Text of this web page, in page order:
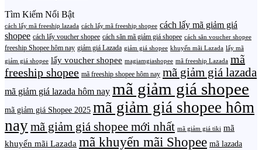
Tìm Kiếm Nổi Bật
cách lấy mã freeship lazada cách lấy mã freeship shopee cách lấy mã giảm giá
shopee cách lấy voucher shopee cách săn mã giảm giá shopee cách săn voucher shopee
freeship Shopee hôm nay giảm giá Lazada giảm giá shopee khuyến mãi Lazada lấy mã
giảm giá shopee lấy voucher shopee magiamgiashopee mã freeship Lazada mã
freeship shopee mã freeship shopee hôm nay mã giảm giá lazada
mã giảm giá lazada hôm nay mã giảm giá shopee
mã giảm giá Shopee 2025 mã giảm giá shopee hôm
naymã giảm giá shopee mới nhất mã giảm giá tiki mã
khuyến mãi Lazada mã khuyến mãi Shopee mã lazada